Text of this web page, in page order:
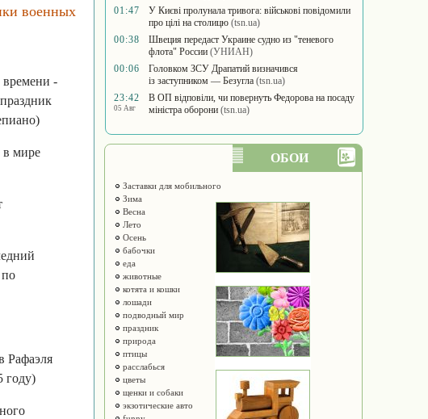
военных
времени -
в мире
Рафаэля
году)
01:47
У Києві пролунала тривога: військові повідомили
про цілі на столицю (tsn.ua)
00:38
Швеция передаст Украине судно из "теневого
флота" России (УНИАН)
00:06
Головком ЗСУ Драпатий визначився
із заступником — Безугла (tsn.ua)
23:42
05 Авг
В ОП відповіли, чи повернуть Федорова на посаду
міністра оборони (tsn.ua)
ОБОИ
Заставки для мобильного
Зима
Весна
Лето
Осень
бабочки
еда
животные
котята и кошки
лошади
подводный мир
праздник
природа
птицы
расслабься
цветы
щенки и собаки
экзотические авто